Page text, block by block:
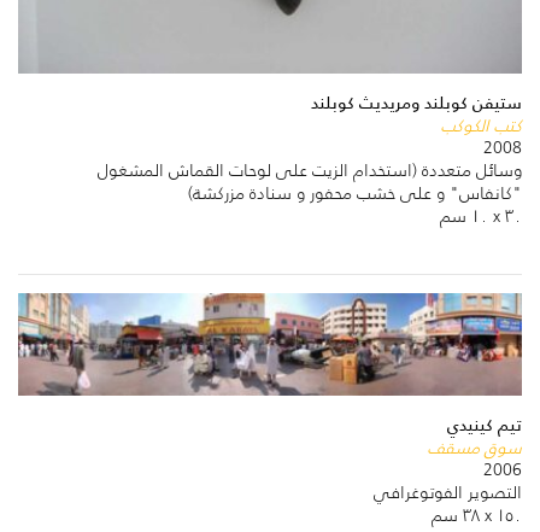
ستيفن كوبلند ومريديث كوبلند
كتب الكوكب
2008
وسائل متعددة (استخدام الزيت على لوحات القماش المشغول
"كانفاس" و على خشب محفور و سنادة مزركشة)
٣٠ x ١٠ سم
تيم كينيدي
سوق مسقف
2006
التصوير الفوتوغرافي
١٥٠ x ٣٨ سم